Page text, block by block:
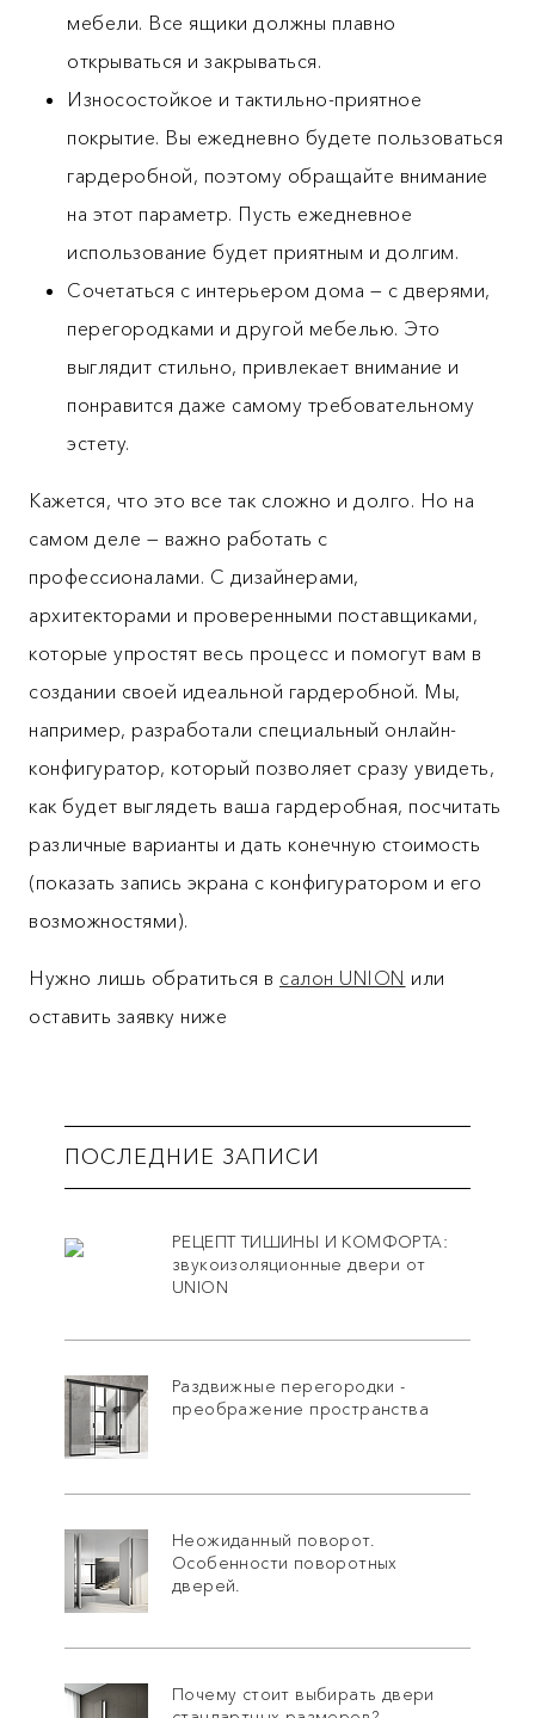
мебели. Все ящики должны плавно
открываться и закрываться.
Износостойкое и тактильно-приятное
покрытие. Вы ежедневно будете пользоваться
гардеробной, поэтому обращайте внимание
на этот параметр. Пусть ежедневное
использование будет приятным и долгим.
Сочетаться с интерьером дома — с дверями,
перегородками и другой мебелью. Это
выглядит стильно, привлекает внимание и
понравится даже самому требовательному
эстету.
Кажется, что это все так сложно и долго. Но на
самом деле — важно работать с
профессионалами. С дизайнерами,
архитекторами и проверенными поставщиками,
которые упростят весь процесс и помогут вам в
создании своей идеальной гардеробной. Мы,
например, разработали специальный онлайн-
конфигуратор, который позволяет сразу увидеть,
как будет выглядеть ваша гардеробная, посчитать
различные варианты и дать конечную стоимость
(показать запись экрана с конфигуратором и его
возможностями).
Нужно лишь обратиться в салон UNION или
оставить заявку ниже
ПОСЛЕДНИЕ ЗАПИСИ
РЕЦЕПТ ТИШИНЫ И КОМФОРТА:
звукоизоляционные двери от
UNION
Раздвижные перегородки -
преображение пространства
Неожиданный поворот.
Особенности поворотных
дверей.
Почему стоит выбирать двери